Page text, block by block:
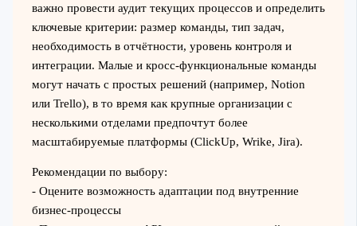
важно провести аудит текущих процессов и определить
ключевые критерии: размер команды, тип задач,
необходимость в отчётности, уровень контроля и
интеграции. Малые и кросс-функциональные команды
могут начать с простых решений (например, Notion
или Trello), в то время как крупные организации с
несколькими отделами предпочтут более
масштабируемые платформы (ClickUp, Wrike, Jira).
Рекомендации по выбору:
- Оцените возможность адаптации под внутренние
бизнес-процессы